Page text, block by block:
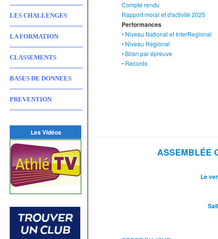
LES CHALLENGES
LA FORMATION
CLASSEMENTS
BASES DE DONNEES
PREVENTION
Les Vidéos
Compte rendu
Rapport moral et d'activité 2025
Performances
• Niveau National et InterRegional
• Niveau Régional
• Bilan par épreuve
• Records
ASSEMBLÉE
Le